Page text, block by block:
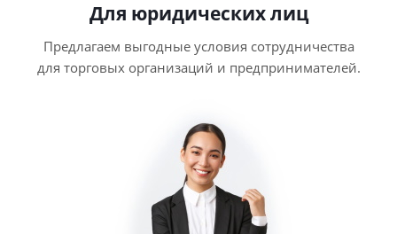
Для юридических лиц
Предлагаем выгодные условия сотрудничества
для торговых организаций и предпринимателей.